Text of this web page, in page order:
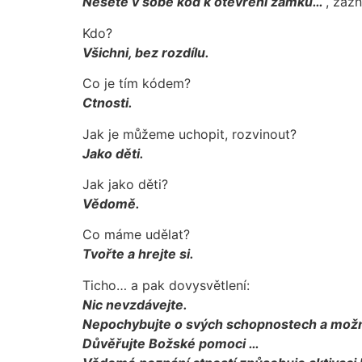
Kdo?
Všichni, bez rozdílu.
Co je tím kódem?
Ctnosti.
Jak je můžeme uchopit, rozvinout?
Jako děti.
Jak jako děti?
Vědomě.
Co máme udělat?
Tvořte a hrejte si.
Ticho… a pak dovysvětlení:
Nic nevzdávejte.
Nepochybujte o svých schopnostech a
Důvěřujte Božské pomoci …